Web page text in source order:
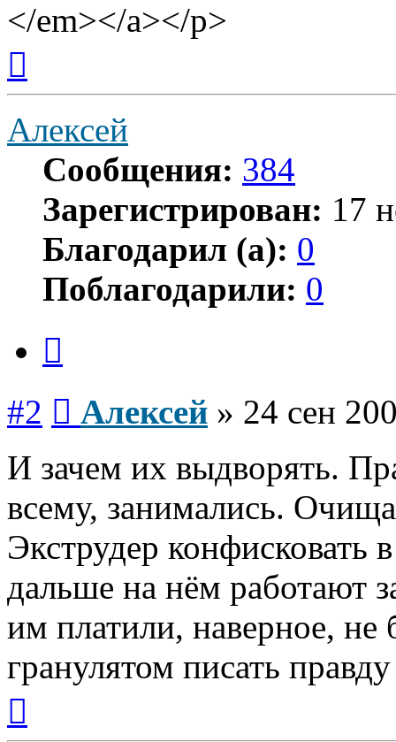
</em></a></p>
началу
Алексей
Сообщения: 384
Зарегистрирован: 17
Благодарил (а): 0
Поблагодарили: 0
#2 Алексей » 24 сен
И зачем их выдворять.
всему, занимались.
Экструдер конфисковать
дальше на нём работают
им платили, наверное,
гранулятом писать
началу